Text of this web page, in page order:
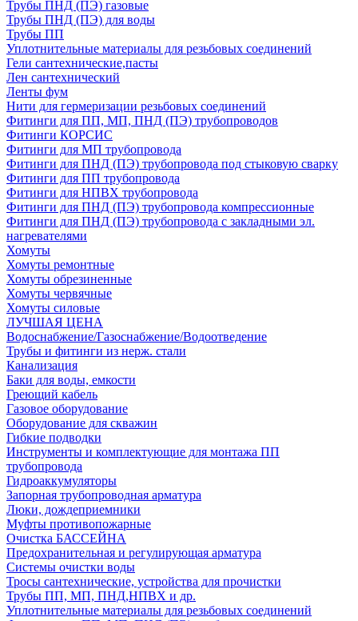
Трубы ПНД (ПЭ) газовые
Трубы ПНД (ПЭ) для воды
Трубы ПП
Уплотнительные материалы для резьбовых соединений
Гели сантехнические,пасты
Лен сантехнический
Ленты фум
Нити для гермеризации резьбовых соединений
Фитинги для ПП, МП, ПНД (ПЭ) трубопроводов
Фитинги КОРСИС
Фитинги для МП трубопровода
Фитинги для ПНД (ПЭ) трубопровода под стыковую сварку
Фитинги для ПП трубопровода
Фитинги для НПВХ трубопровода
Фитинги для ПНД (ПЭ) трубопровода компрессионные
Фитинги для ПНД (ПЭ) трубопровода с закладными эл.
нагревателями
Хомуты
Хомуты ремонтные
Хомуты обрезиненные
Хомуты червячные
Хомуты силовые
ЛУЧШАЯ ЦЕНА
Водоснабжение/Газоснабжение/Водоотведение
Трубы и фитинги из нерж. стали
Канализация
Баки для воды, емкости
Греющий кабель
Газовое оборудование
Оборудование для скважин
Гибкие подводки
Инструменты и комплектующие для монтажа ПП
трубопровода
Гидроаккумуляторы
Запорная трубопроводная арматура
Люки, дождеприемники
Муфты противопожарные
Очистка БАССЕЙНА
Предохранительная и регулирующая арматура
Системы очистки воды
Тросы сантехнические, устройства для прочистки
Трубы ПП, МП, ПНД,НПВХ и др.
Уплотнительные материалы для резьбовых соединений